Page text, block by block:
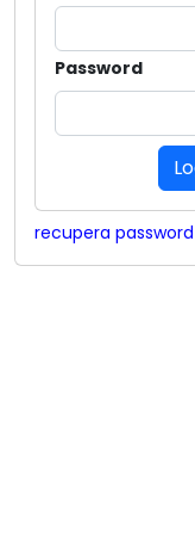
Password
recupera password